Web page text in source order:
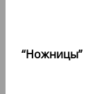
“Ножницы”